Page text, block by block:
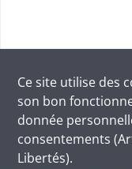
Ce site utilise des
son bon
donnée
consentements
Libertés).